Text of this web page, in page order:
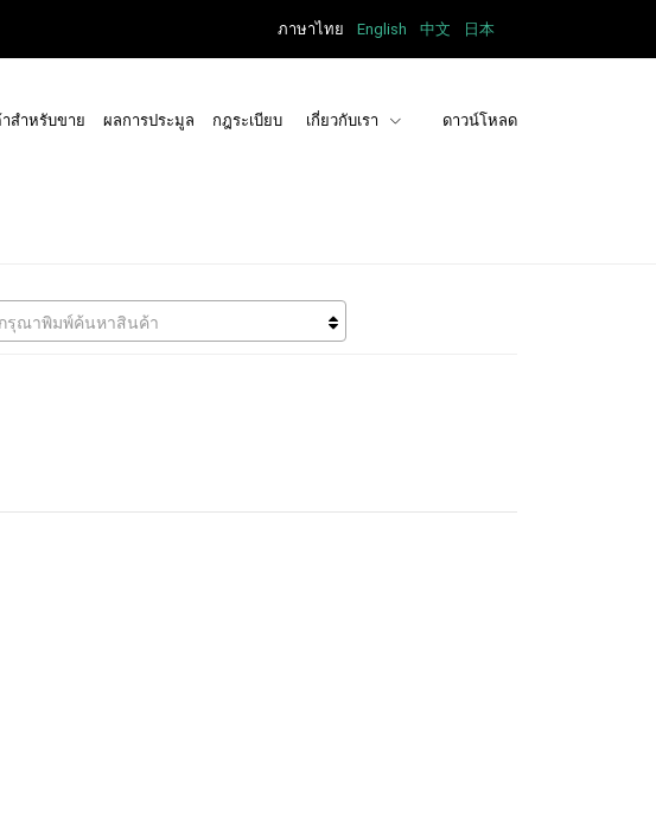
ภาษาไทย English 中文 日本
สำหรับขาย ผลการประมูล กฎระเบียบ เกี่ยวกับเรา ดาวน์โหลด
กรุณาพิมพ์ค้นหาสินค้า